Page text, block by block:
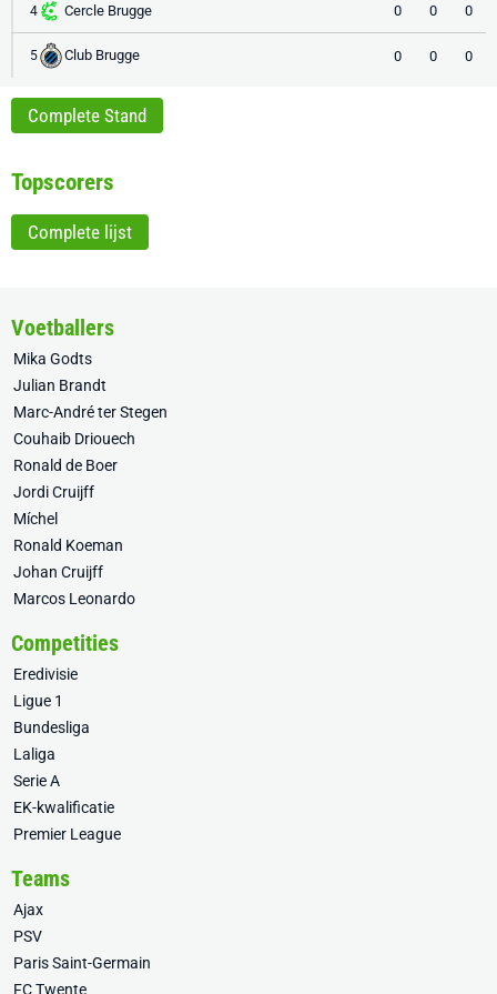
4 Cercle Brugge 0 0 0
5 Club Brugge 0 0 0
Complete Stand
Topscorers
Complete lijst
Voetballers
Mika Godts
Julian Brandt
Marc-André ter Stegen
Couhaib Driouech
Ronald de Boer
Jordi Cruijff
Míchel
Ronald Koeman
Johan Cruijff
Marcos Leonardo
Competities
Eredivisie
Ligue 1
Bundesliga
Laliga
Serie A
EK-kwalificatie
Premier League
Teams
Ajax
PSV
Paris Saint-Germain
FC Twente